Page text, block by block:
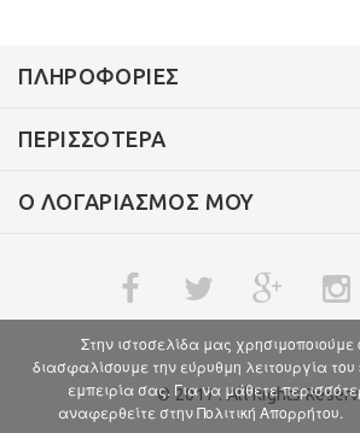
ΠΛΗΡΟΦΟΡΊΕΣ
ΠΕΡΙΣΣΌΤΕΡΑ
Ο ΛΟΓΑΡΙΑΣΜΌΣ ΜΟΥ
© 2017 . All Rights
Στην ιστοσελίδα μας χρησιμοποιούμε
διασφαλίσουμε την εύρυθμη λειτουργία του
εμπειρία σας. Για να μάθετε
αναφερθείτε στην Πολιτική Απορρήτου.